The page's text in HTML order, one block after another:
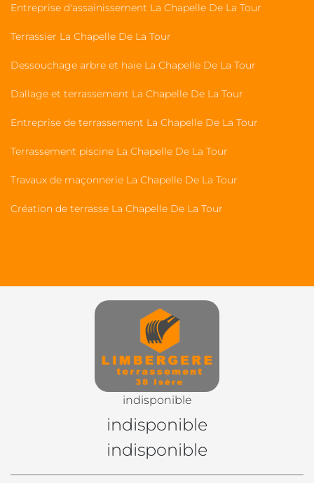
Entreprise d'assainissement La Chapelle De La Tour
Terrassier La Chapelle De La Tour
Dessouchage arbre et haie La Chapelle De La Tour
Dallage et terrassement La Chapelle De La Tour
Entreprise de terrassement La Chapelle De La Tour
Terrassement piscine La Chapelle De La Tour
Travaux de maçonnerie La Chapelle De La Tour
Création de terrasse La Chapelle De La Tour
indisponible
indisponible
indisponible